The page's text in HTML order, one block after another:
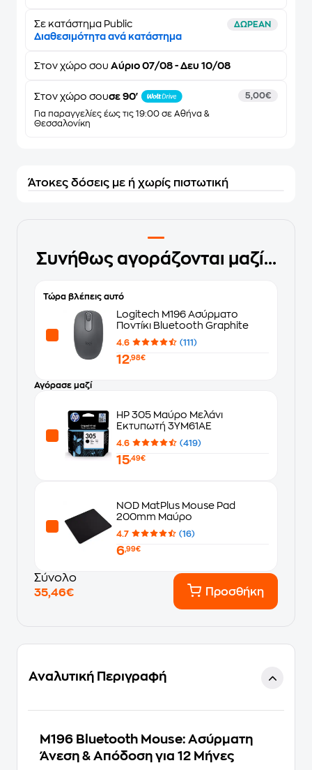
Σε κατάστημα Public ΔΩΡΕΑΝ
Διαθεσιμότητα ανά κατάστημα
Στον χώρο σου Αύριο 07/08 - Δευ 10/08
Στον χώρο σουσε 90'
Για παραγγελίες έως τις 19:00 σε Αθήνα &
Θεσσαλονίκη
5,00€
Άτοκες δόσεις με ή χωρίς πιστωτική
Συνήθως αγοράζονται μαζί...
Τώρα βλέπεις αυτό
Logitech M196 Ασύρματο
Ποντίκι Bluetooth Graphite
4.6 (111)
12,98€
Αγόρασε μαζί
HP 305 Μαύρο Μελάνι
Εκτυπωτή 3YM61AE
4.6 (419)
15,49€
NOD MatPlus Mouse Pad
200mm Μαύρο
4.7 (16)
6,99€
Σύνολο
35,46€
Προσθήκη
Αναλυτική Περιγραφή
M196 Bluetooth Mouse: Ασύρματη
Άνεση & Απόδοση για 12 Μήνες